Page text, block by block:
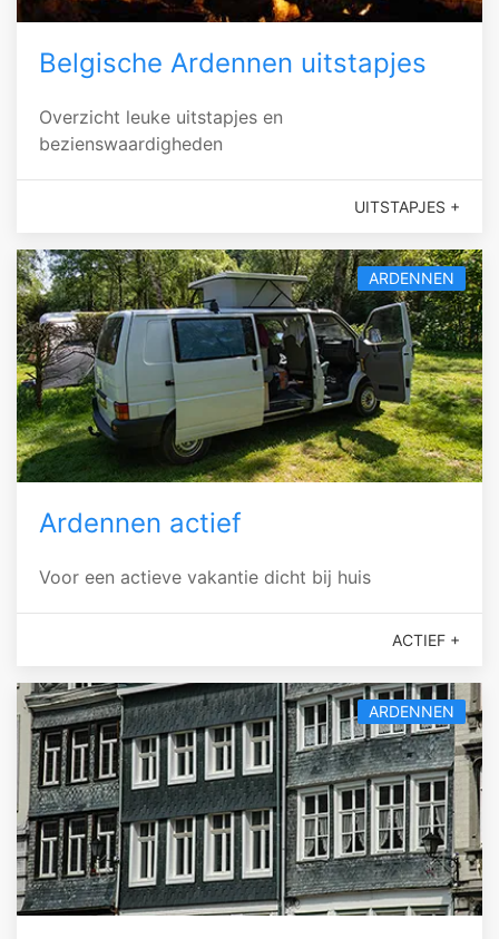
Belgische Ardennen uitstapjes
Overzicht leuke uitstapjes en
bezienswaardigheden
UITSTAPJES +
ARDENNEN
Ardennen actief
Voor een actieve vakantie dicht bij huis
ACTIEF +
ARDENNEN